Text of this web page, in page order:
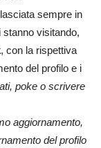
sempre in
visitando,
, con la rispettiva
del profilo e i
poke o scrivere
aggiornamento,
del profilo